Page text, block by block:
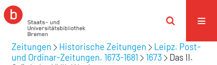
Zeitungen Historische Zeitungen
Leipz. Post-
und Ordinar-Zeitungen. 1673-1681
1673
Das II.